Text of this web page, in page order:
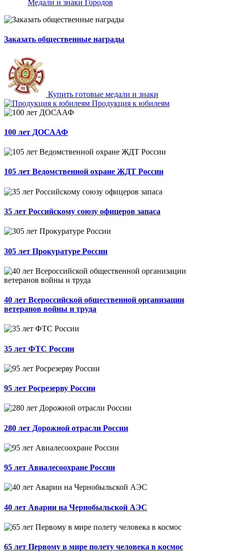
Медали и знаки Городов
Заказать общественные награды
Купить готовые медали и знаки
Продукция к юбилеям
100 лет ДОСААФ
105 лет Ведомственной охране ЖДТ России
35 лет Российскому союзу офицеров запаса
305 лет Прокуратуре России
40 лет Всероссийской общественной организации
ветеранов войны и труда
35 лет ФТС России
95 лет Росрезерву России
280 лет Дорожной отрасли России
95 лет Авиалесоохране России
40 лет Аварии на Чернобыльской АЭС
65 лет Первому в мире полету человека в космос